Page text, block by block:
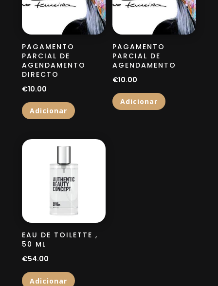
PAGAMENTO
PARCIAL DE
AGENDAMENTO
DIRECTO
€10.00
Adicionar
PAGAMENTO
PARCIAL DE
AGENDAMENTO
€10.00
Adicionar
EAU DE TOILETTE ,
50 ML
€54.00
Adicionar